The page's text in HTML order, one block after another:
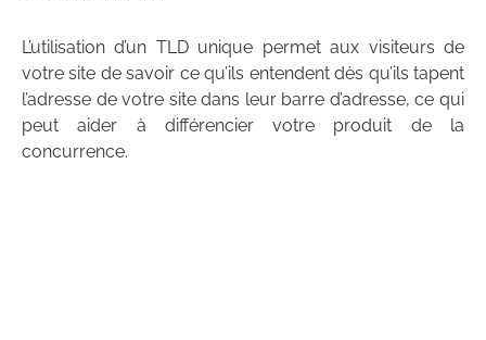
L’utilisation d’un TLD unique permet aux visiteurs de
votre site de savoir ce qu’ils entendent dès qu’ils tapent
l’adresse de votre site dans leur barre d’adresse, ce qui
peut aider à différencier votre produit de la
concurrence.